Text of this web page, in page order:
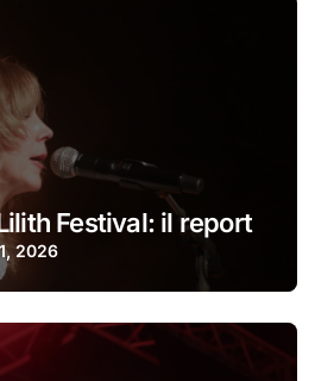
Festival: il report
2026